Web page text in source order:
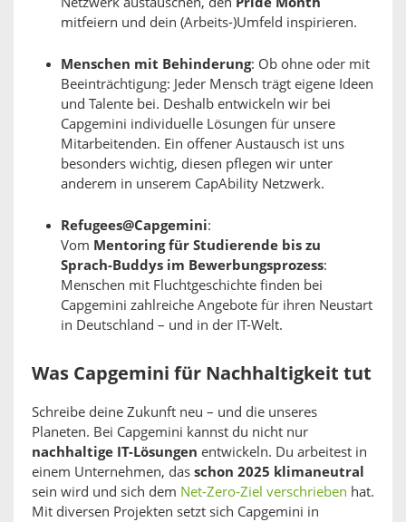
mitfeiern und dein (Arbeits-)Umfeld inspirieren.
Menschen mit Behinderung: Ob ohne oder mit
Beeinträchtigung: Jeder Mensch trägt eigene Ideen
und Talente bei. Deshalb entwickeln wir bei
Capgemini individuelle Lösungen für unsere
Mitarbeitenden. Ein offener Austausch ist uns
besonders wichtig, diesen pflegen wir unter
anderem in unserem CapAbility Netzwerk.
Refugees@Capgemini:
Vom Mentoring für Studierende bis zu
Sprach-Buddys im Bewerbungsprozess:
Menschen mit Fluchtgeschichte finden bei
Capgemini zahlreiche Angebote für ihren Neustart
in Deutschland – und in der IT-Welt.
Was Capgemini für Nachhaltigkeit tut
Schreibe deine Zukunft neu – und die unseres
Planeten. Bei Capgemini kannst du nicht nur
nachhaltige IT-Lösungen entwickeln. Du arbeitest in
einem Unternehmen, das schon 2025 klimaneutral
sein wird und sich dem Net-Zero-Ziel verschrieben hat.
Mit diversen Projekten setzt sich Capgemini in